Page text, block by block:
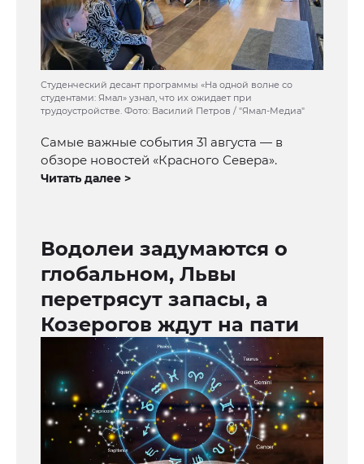
Студенческий десант программы «На одной волне со
студентами: Ямал» узнал, что их ожидает при
трудоустройстве. Фото: Василий Петров / "Ямал-Медиа"
Самые важные события 31 августа — в
обзоре новостей «Красного Севера».
Читать далее >
Водолеи задумаются о
глобальном, Львы
перетрясут запасы, а
Козерогов ждут на пати